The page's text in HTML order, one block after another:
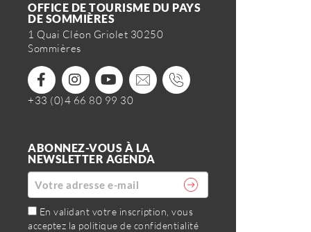
OFFICE DE TOURISME DU PAYS
DE SOMMIÈRES
1 Quai Cléon Griolet 30250
Sommières
+33 (0)4 66 80 99 30
ABONNEZ-VOUS À LA
NEWSLETTER AGENDA
En validant votre inscription, vous
acceptez la politique de confidentialité